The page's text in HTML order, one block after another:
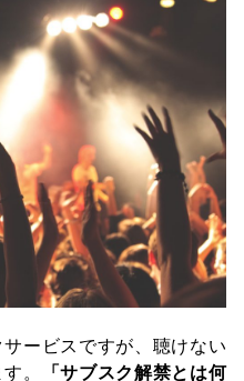
ービスですが、聴けない
。
「サブスク解禁とは何